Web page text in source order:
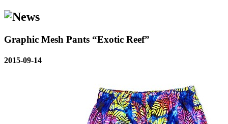
Graphic Mesh Pants “Exotic Reef”
2015-09-14